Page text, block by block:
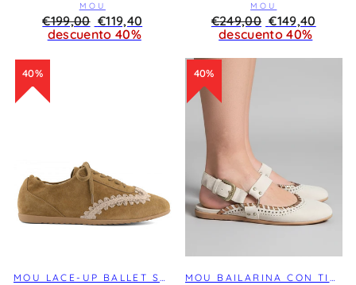
MOU
Precio
habitual
€199,00 REBAJA
€119,40
descuento 40%
MOU
Precio
habitual
€249,00 REBAJA
€149,40
descuento 40%
40%
MOU LACE-UP BALLET SNEAKER COGNAC
40%
MOU BAILARINA CON TIRA A TOBILLO CHALK